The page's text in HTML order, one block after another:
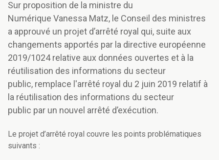
Sur proposition de la ministre du
Numérique Vanessa Matz, le Conseil des ministres
a approuvé un projet d’arrêté royal qui, suite aux
changements apportés par la directive européenne
2019/1024 relative aux données ouvertes et à la
réutilisation des informations du secteur
public, remplace l'arrêté royal du 2 juin 2019 relatif à
la réutilisation des informations du secteur
public par un nouvel arrêté d’exécution.
Le projet d’arrêté royal couvre les points problématiques
suivants :